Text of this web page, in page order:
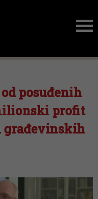
posuđenih
profit
građevinskih